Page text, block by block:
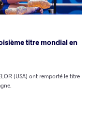
titre mondial en
(USA) ont remporté le titre